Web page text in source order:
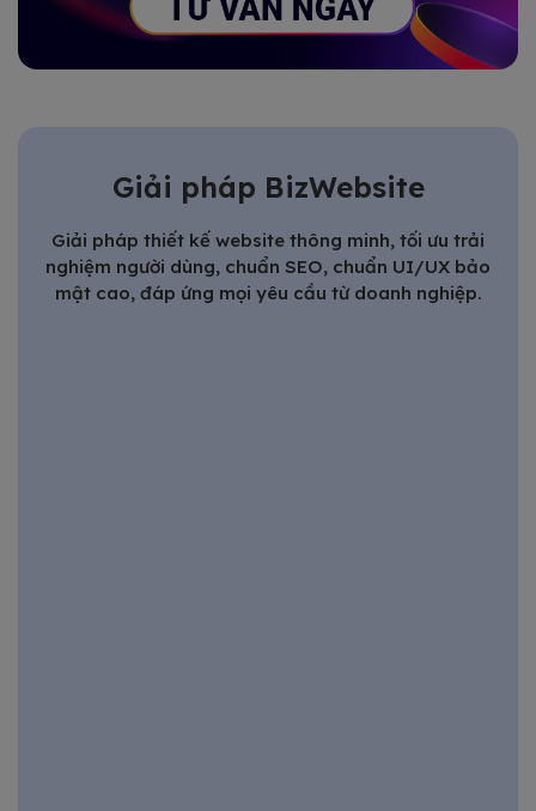
Giải pháp BizWebsite
Giải pháp thiết kế website thông minh, tối ưu trải
nghiệm người dùng, chuẩn SEO, chuẩn UI/UX bảo
mật cao, đáp ứng mọi yêu cầu từ doanh nghiệp.